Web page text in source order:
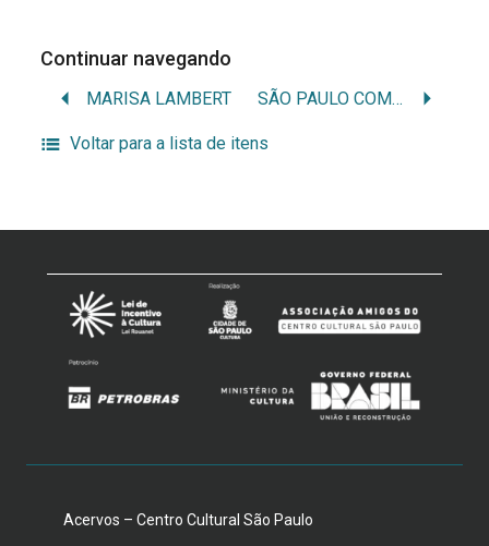
Continuar navegando
MARISA LAMBERT SÃO PAULO COMPANHIA DE DANÇA
Voltar para a lista de itens
Acervos – Centro Cultural São Paulo